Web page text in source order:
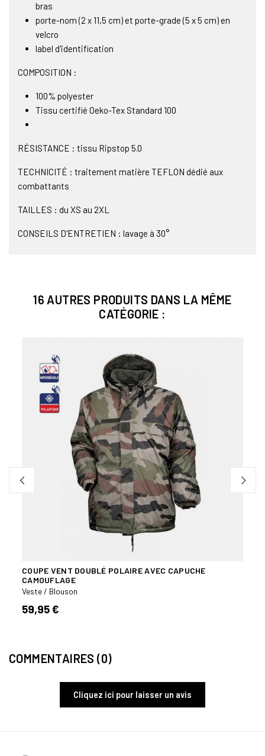
bras
porte-nom (2 x 11,5 cm) et porte-grade (5 x 5 cm) en
velcro
label d'identification
COMPOSITION :
100% polyester
Tissu certifié Oeko-Tex Standard 100
RÉSISTANCE : tissu Ripstop 5.0
TECHNICITÉ : traitement matière TEFLON dédié aux
combattants
TAILLES : du XS au 2XL
CONSEILS D'ENTRETIEN : lavage à 30°
16 AUTRES PRODUITS DANS LA MÊME
CATÉGORIE :
COUPE VENT DOUBLÉ POLAIRE AVEC CAPUCHE
CAMOUFLAGE
Veste / Blouson
59,95 €
COMMENTAIRES (0)
Cliquez ici pour laisser un avis